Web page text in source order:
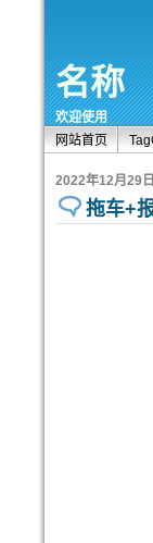
名称
欢迎使用
网站首页
2022年12月29日
拖车+